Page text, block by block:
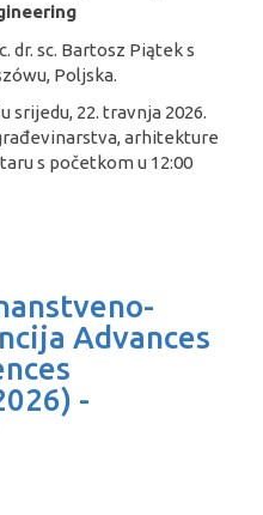
dr. sc. Bartosz Piątek s
Poljska.
srijedu, 22. travnja 2026.
arhitekture
s početkom u 12:00
Advances
-